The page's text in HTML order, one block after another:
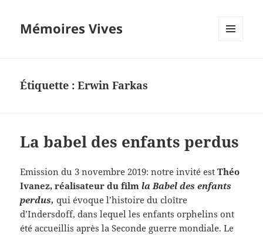
Mémoires Vives
Étiquette :Erwin Farkas
La babel des enfants perdus
Emission du 3 novembre 2019: notre invité estThéo
Ivanez, réalisateur du filmla Babel des enfants
perdus, qui évoque l’histoire du cloître
d’Indersdoff, dans lequel les enfants orphelins ont
été accueillis après la Seconde guerre mondiale. Le